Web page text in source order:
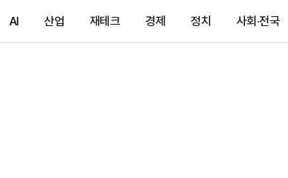
AI 산업 재테크 경제 정치 사회·전국